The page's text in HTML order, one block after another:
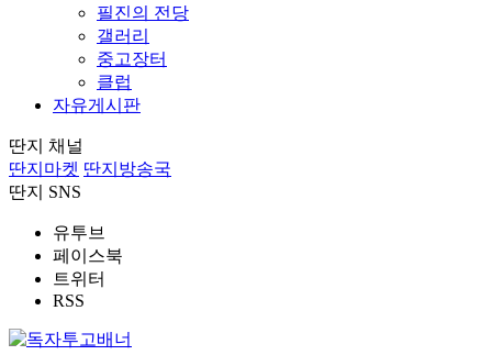
필진의 전당
갤러리
중고장터
클럽
자유게시판
딴지 채널
딴지마켓 딴지방송국
딴지 SNS
유투브
페이스북
트위터
RSS